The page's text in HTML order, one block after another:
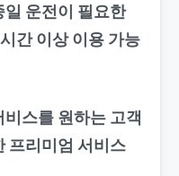
운전이 필요한
간 이상 이용 가능
비스를 원하는 고객
프리미엄 서비스